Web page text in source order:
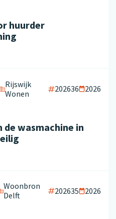
huurder
Rijswijk
Wonen
202636 2026
de wasmachine in
Woonbron
Delft
202635 2026